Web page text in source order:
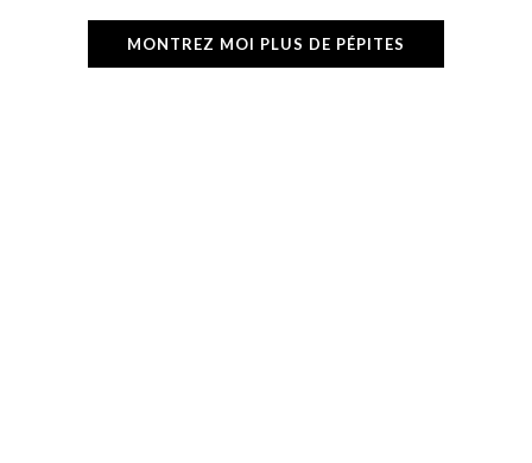
MONTREZ MOI PLUS DE PÉPITES